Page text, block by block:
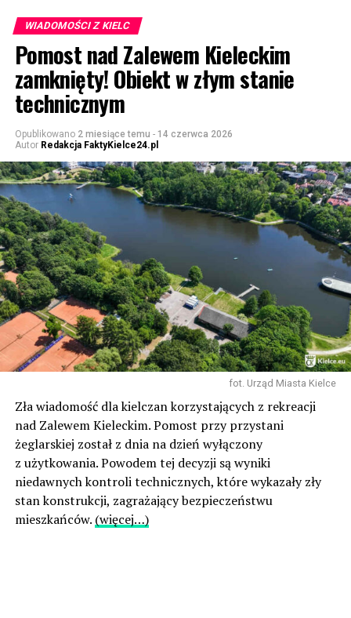
WIADOMOŚCI Z KIELC
Pomost nad Zalewem Kieleckim
zamknięty! Obiekt w złym stanie
technicznym
Opublikowano 2 miesiące temu - 14 czerwca 2026
Autor Redakcja FaktyKielce24.pl
fot. Urząd Miasta Kielce
Zła wiadomość dla kielczan korzystających z rekreacji
nad Zalewem Kieleckim. Pomost przy przystani
żeglarskiej został z dnia na dzień wyłączony
z użytkowania. Powodem tej decyzji są wyniki
niedawnych kontroli technicznych, które wykazały zły
stan konstrukcji, zagrażający bezpieczeństwu
mieszkańców. (więcej…)